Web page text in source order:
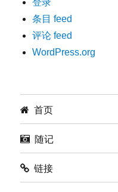
登录
条目 feed
评论 feed
WordPress.org
首页
随记
链接